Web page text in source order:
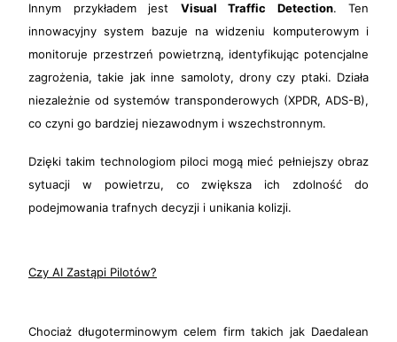
Innym przykładem jest Visual Traffic Detection. Ten
innowacyjny system bazuje na widzeniu komputerowym i
monitoruje przestrzeń powietrzną, identyfikując potencjalne
zagrożenia, takie jak inne samoloty, drony czy ptaki. Działa
niezależnie od systemów transponderowych (XPDR, ADS-B),
co czyni go bardziej niezawodnym i wszechstronnym.
Dzięki takim technologiom piloci mogą mieć pełniejszy obraz
sytuacji w powietrzu, co zwiększa ich zdolność do
podejmowania trafnych decyzji i unikania kolizji.
Czy AI Zastąpi Pilotów?
Chociaż długoterminowym celem firm takich jak Daedalean